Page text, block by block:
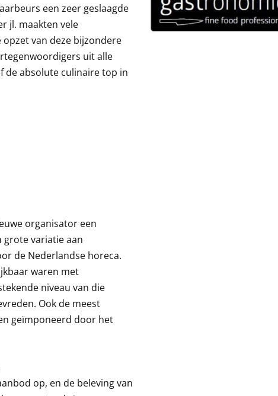
een zeer geslaagde
jl. maakten vele
van deze bijzondere
uit alle
de absolute culinaire top in
organisator een
variatie aan
de Nederlandse horeca.
waren met
niveau van die
Ook de meest
geïmponeerd door het
op, en de beleving van